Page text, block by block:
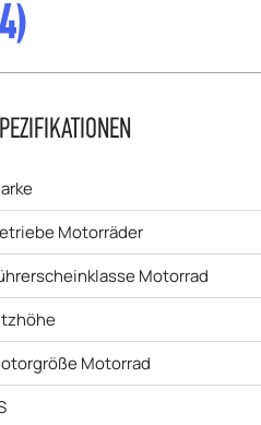
Motorräder
Motorrad
Motorrad